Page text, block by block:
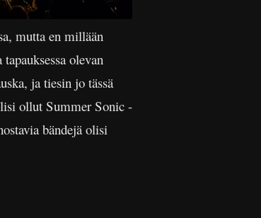
mutta en millään
olevan
ja tiesin jo tässä
ollut Summer Sonic -
bändejä olisi